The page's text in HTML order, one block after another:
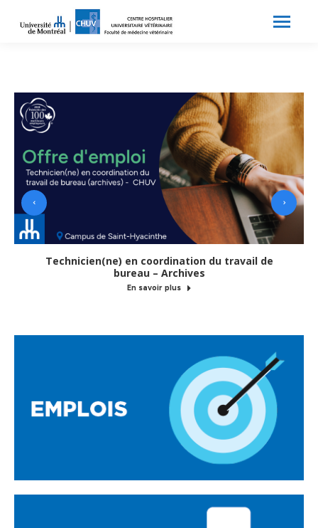
Technicien(ne) en coordination du travail de
bureau – Archives
En savoir plus